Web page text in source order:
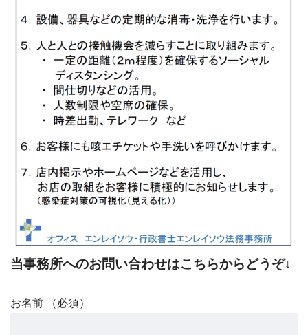
当事務所へのお問い合わせはこちらからどうぞ↓
お名前 （必須）